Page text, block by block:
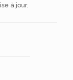
à jour.